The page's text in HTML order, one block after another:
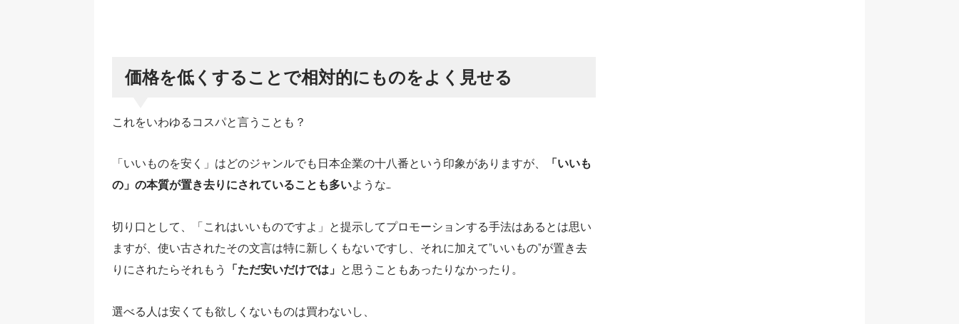
価格を低くすることで相対的にものをよく見せる
これをいわゆるコスパと言うことも？
「いいものを安く」はどのジャンルでも日本企業の十八番という印象がありますが、
「いいも
の」の本質が置き去りにされていることも多いような…
切り口として、「これはいいものですよ」と提示してプロモーションする手法はあるとは思い
ますが、使い古されたその文言は特に新しくもないですし、それに加えて”いいもの”が置き去
りにされたらそれもう
「ただ安いだけでは」 と思うこともあったりなかったり。
選べる人は安くても欲しくないものは買わないし、